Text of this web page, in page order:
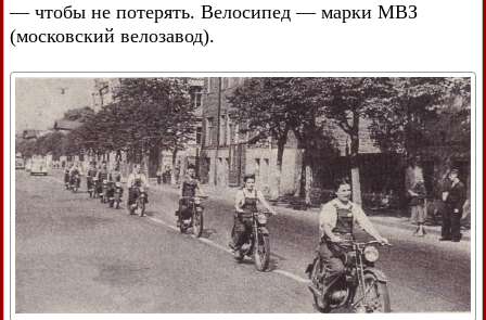
— чтобы не потерять. Велосипед — марки МВЗ
(московский велозавод).